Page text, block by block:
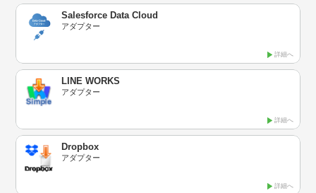
Salesforce Data Cloud
アダプター
詳細へ
LINE WORKS
アダプター
詳細へ
Dropbox
アダプター
詳細へ